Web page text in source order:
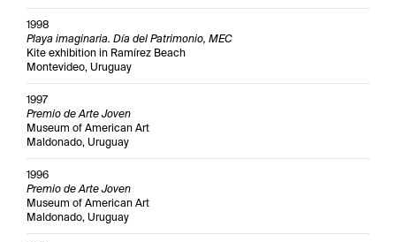
1998
Playa imaginaria. Día del Patrimonio, MEC
Kite exhibition in Ramírez Beach
Montevideo, Uruguay
1997
Premio de Arte Joven
Museum of American Art
Maldonado, Uruguay
1996
Premio de Arte Joven
Museum of American Art
Maldonado, Uruguay